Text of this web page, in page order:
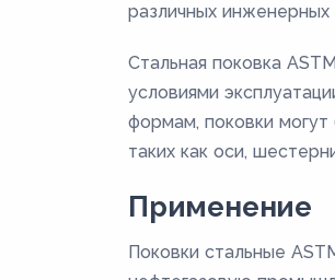
различных
Стальная поковка
условиями
формам, поковки
таких как оси,
Применение
Поковки стальные